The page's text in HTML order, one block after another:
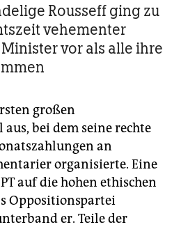
Rousseff ging zu
vehementer
vor als alle ihre
großen
bei dem seine rechte
an
organisierte. Eine
auf die hohen ethischen
Oppositionspartei
er. Teile der